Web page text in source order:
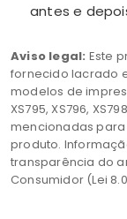
antes e
Aviso legal: Este
fornecido lacrado e
modelos de
XS795, XS796,
mencionadas
produto.
transparência do
Consumidor (Lei